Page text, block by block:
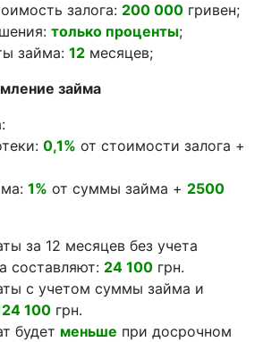
залога: 200 000 гривен;
только проценты;
займа: 12 месяцев;
займа
0,1% от стоимости залога +
1% от суммы займа + 2500
за 12 месяцев без учета
составляют: 24 100 грн.
с учетом суммы займа и
100 грн.
будет меньше при досрочном